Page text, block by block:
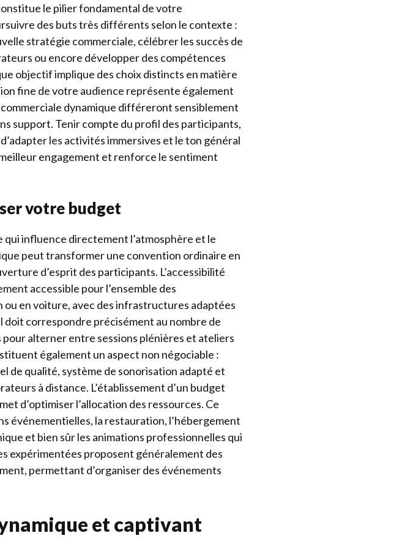
le pilier fondamental de votre
des buts très différents selon le contexte :
stratégie commerciale, célébrer les succès de
ou encore développer des compétences
objectif implique des choix distincts en matière
fine de votre audience représente également
dynamique différeront sensiblement
support. Tenir compte du profil des participants,
les activités immersives et le ton général
engagement et renforce le sentiment
votre budget
influence directement l’atmosphère et le
peut transformer une convention ordinaire en
d’esprit des participants. L’accessibilité
accessible pour l’ensemble des
en voiture, avec des infrastructures adaptées
doit correspondre précisément au nombre de
alterner entre sessions plénières et ateliers
également un aspect non négociable :
de qualité, système de sonorisation adapté et
à distance. L’établissement d’un budget
d’optimiser l’allocation des ressources. Ce
événementielles, la restauration, l’hébergement
et bien sûr les animations professionnelles qui
expérimentées proposent généralement des
permettant d’organiser des événements
et captivant